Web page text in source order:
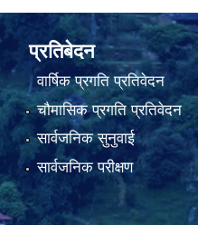
प्रतिबेदन
वार्षिक प्रगति प्रतिवेदन
चौमासिक प्रगति प्रतिवेदन
सार्वजनिक सुनुवाई
सार्वजनिक परीक्षण